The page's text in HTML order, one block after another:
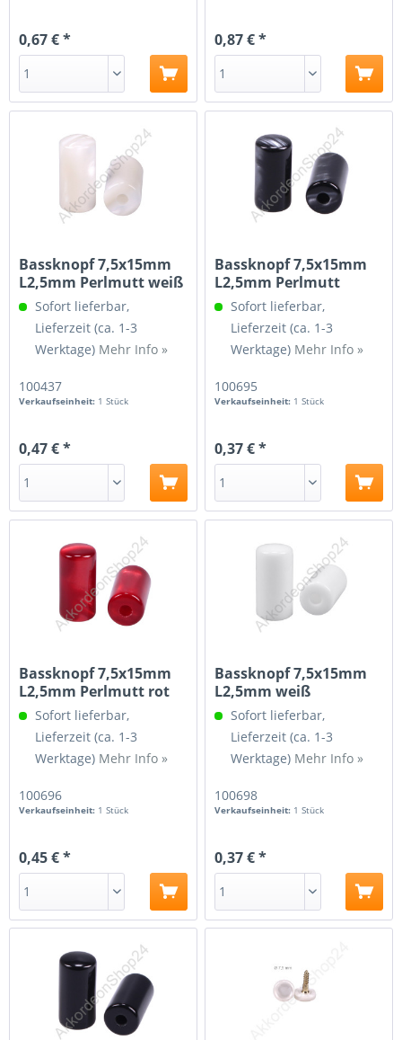
0,67 € * 0,87 € *
Bassknopf 7,5x15mm
L2,5mm Perlmutt weiß
Sofort lieferbar,
Lieferzeit (ca. 1-3
Werktage) Mehr Info »
100437
Verkaufseinheit: 1 Stück
0,47 € *
Bassknopf 7,5x15mm
L2,5mm Perlmutt
schwarz
Sofort lieferbar,
Lieferzeit (ca. 1-3
Werktage) Mehr Info »
100695
Verkaufseinheit: 1 Stück
0,37 € *
Bassknopf 7,5x15mm
L2,5mm Perlmutt rot
Sofort lieferbar,
Lieferzeit (ca. 1-3
Werktage) Mehr Info »
100696
Verkaufseinheit: 1 Stück
0,45 € *
Bassknopf 7,5x15mm
L2,5mm weiß
Sofort lieferbar,
Lieferzeit (ca. 1-3
Werktage) Mehr Info »
100698
Verkaufseinheit: 1 Stück
0,37 € *